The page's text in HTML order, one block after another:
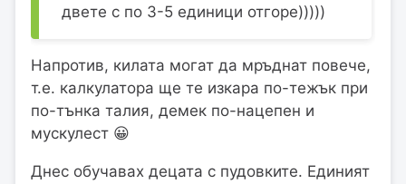
двете с по 3-5 единици отгоре)))))
Напротив, килата могат да мръднат повече,
т.е. калкулатора ще те изкара по-тежък при
по-тънка талия, демек по-нацепен и
мускулест 😀
Днес обучавах децата с пудовките. Единият